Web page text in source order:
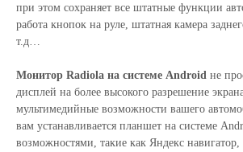
при этом сохраняет все штатные функции
работа кнопок на руле, штатная камера
т.д…
Монитор Radiola на системе Android не
дисплей на более высокого разрешение
мультимедийные возможности вашего
вам устанавливается планшет на системе
возможностями, такие как Яндекс навигатор,